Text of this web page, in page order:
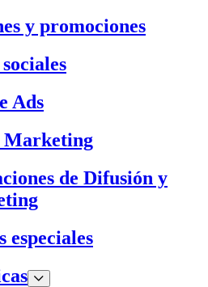
y promociones
Ads
Marketing
de Difusión y
especiales